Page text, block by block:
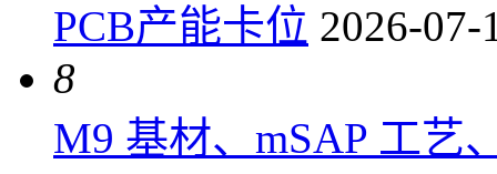
PCB产能卡位 2026-07-
8
M9 基材、mSAP 工艺